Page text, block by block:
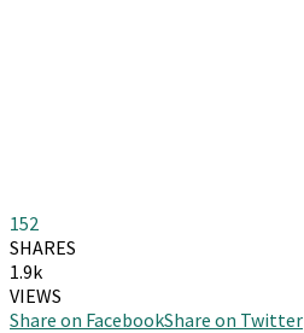
152
SHARES
1.9k
VIEWS
Share on FacebookShare on Twitter